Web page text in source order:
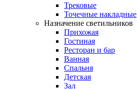
Трековые
Точечные накладные
Назначение светильников
Прихожая
Гостиная
Ресторан и бар
Ванная
Спальня
Детская
Зал